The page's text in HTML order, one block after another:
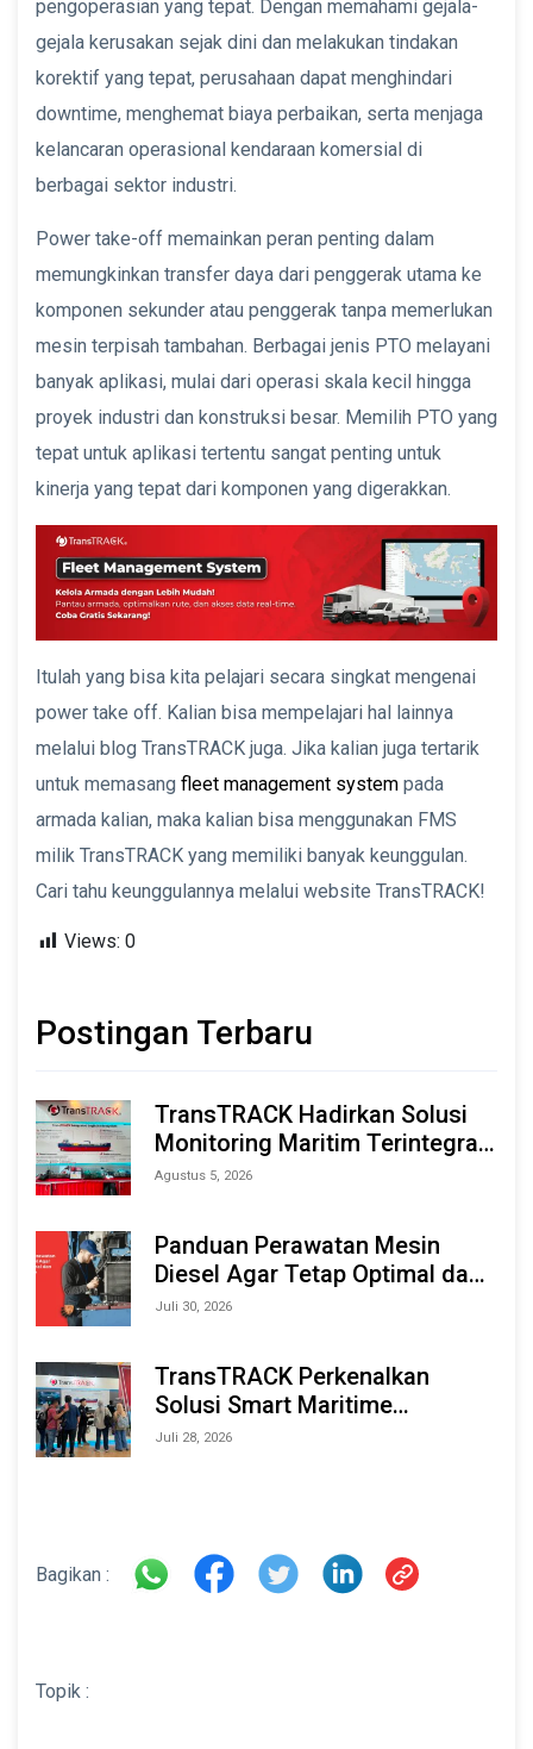
pengoperasian yang tepat. Dengan memahami gejala-
gejala kerusakan sejak dini dan melakukan tindakan
korektif yang tepat, perusahaan dapat menghindari
downtime, menghemat biaya perbaikan, serta menjaga
kelancaran operasional kendaraan komersial di
berbagai sektor industri.
Power take-off memainkan peran penting dalam
memungkinkan transfer daya dari penggerak utama ke
komponen sekunder atau penggerak tanpa memerlukan
mesin terpisah tambahan. Berbagai jenis PTO melayani
banyak aplikasi, mulai dari operasi skala kecil hingga
proyek industri dan konstruksi besar. Memilih PTO yang
tepat untuk aplikasi tertentu sangat penting untuk
kinerja yang tepat dari komponen yang digerakkan.
Itulah yang bisa kita pelajari secara singkat mengenai
power take off. Kalian bisa mempelajari hal lainnya
melalui blog TransTRACK juga. Jika kalian juga tertarik
untuk memasang fleet management system pada
armada kalian, maka kalian bisa menggunakan FMS
milik TransTRACK yang memiliki banyak keunggulan.
Cari tahu keunggulannya melalui website TransTRACK!
Views: 0
Postingan Terbaru
TransTRACK Hadirkan Solusi
Monitoring Maritim Terintegrasi
Berbasis AI & IoT di Indonesia
Agustus 5, 2026
Panduan Perawatan Mesin
Diesel Agar Tetap Optimal dan
Tahan Lama
Juli 30, 2026
TransTRACK Perkenalkan
Solusi Smart Maritime
Monitoring Berbasis AI dan IoT
Juli 28, 2026
Bagikan :
Topik :